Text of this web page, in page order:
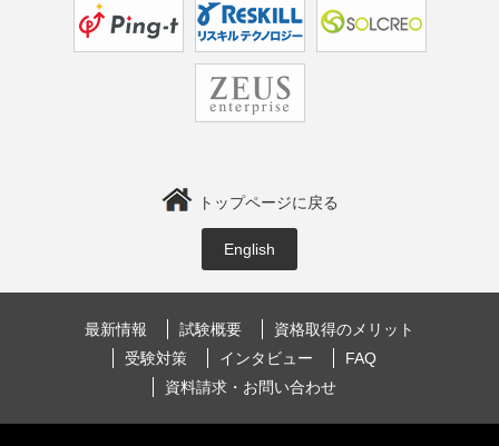
トップページに戻る
English
最新情報 試験概要
資格取得のメリット
受験対策
インタビュー
FAQ
資料請求・お問い合わせ